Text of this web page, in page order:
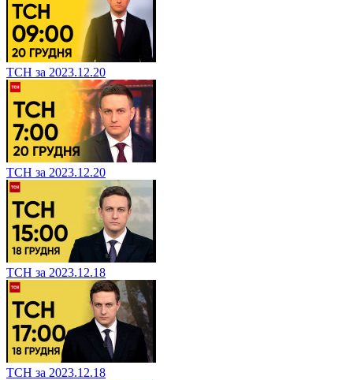
ТСН за 2023.12.20
ТСН за 2023.12.20
ТСН за 2023.12.18
ТСН за 2023.12.18